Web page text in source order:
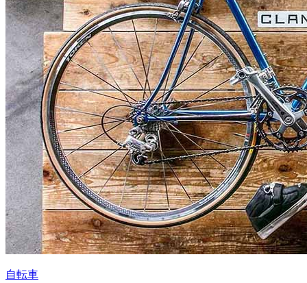
自転車